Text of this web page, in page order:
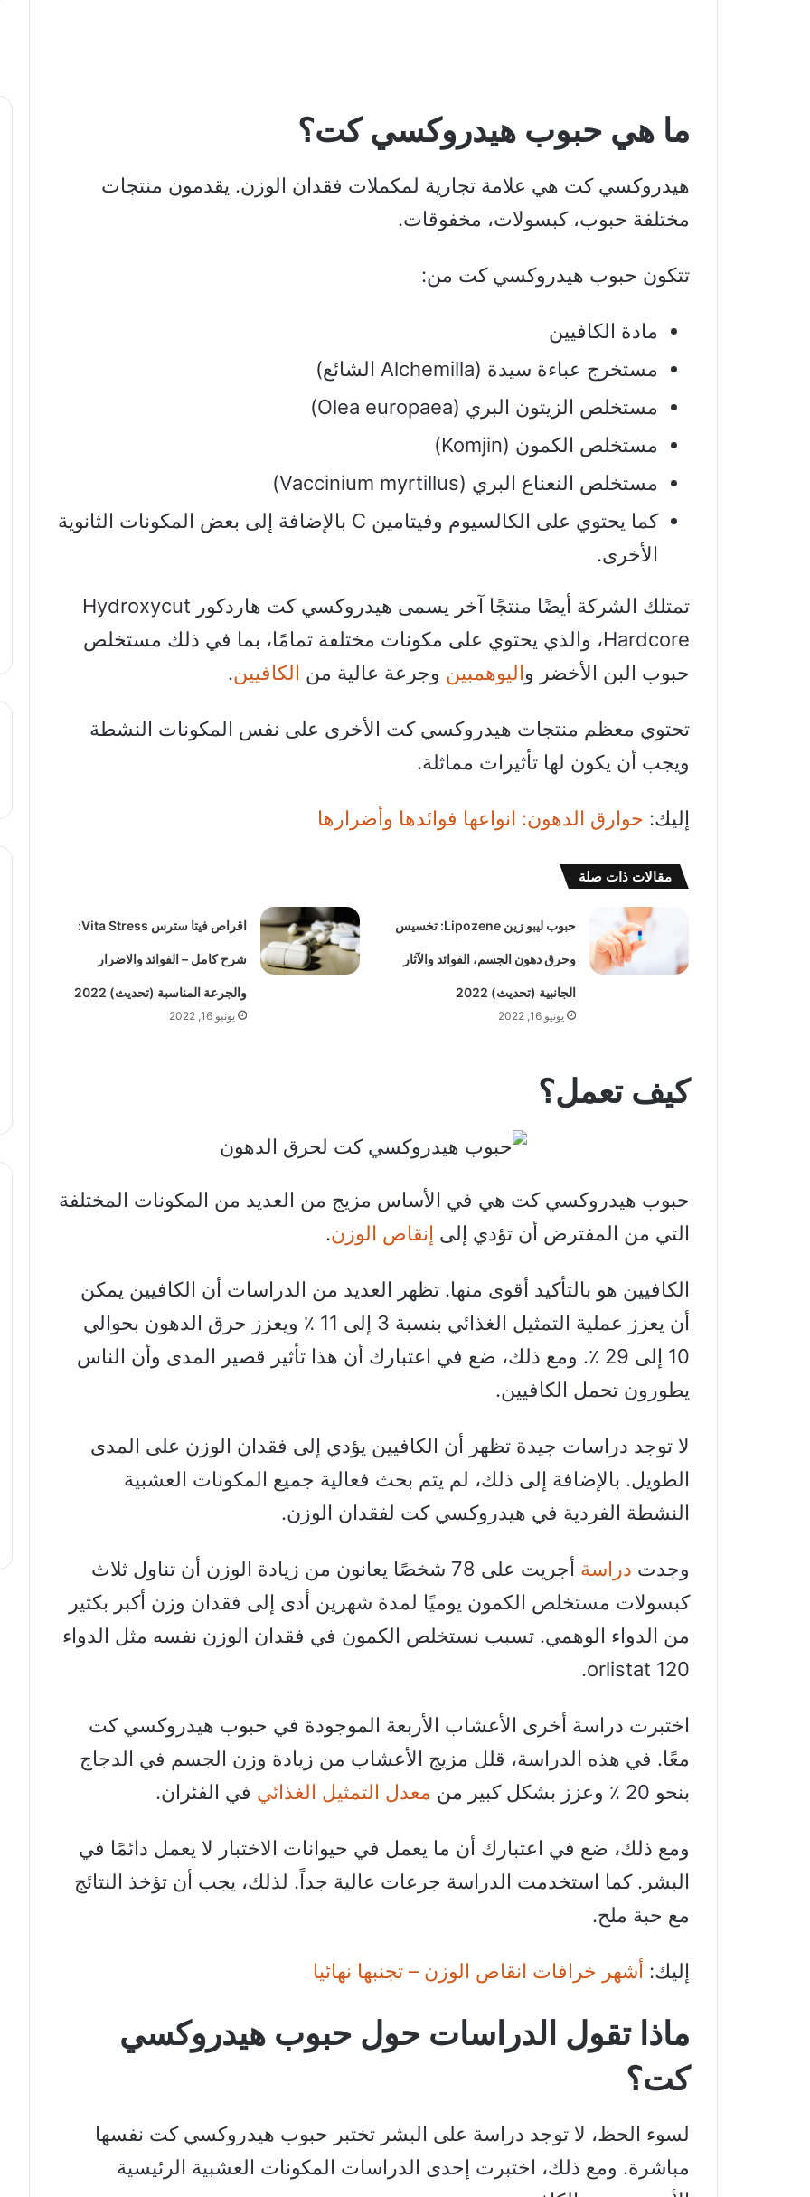
ما هي حبوب هيدروكسي كت؟
هيدروكسي كت هي علامة تجارية لمكملات فقدان الوزن. يقدمون منتجات
مختلفة حبوب، كبسولات، مخفوقات.
تتكون حبوب هيدروكسي كت من:
مادة الكافيين
مستخرج عباءة سيدة (Alchemilla الشائع)
مستخلص الزيتون البري (Olea europaea)
مستخلص الكمون (Komjin)
مستخلص النعناع البري (Vaccinium myrtillus)
كما يحتوي على الكالسيوم وفيتامين C بالإضافة إلى بعض المكونات الثانوية
الأخرى.
تمتلك الشركة أيضًا منتجًا آخر يسمى هيدروكسي كت هاردكور Hydroxycut
Hardcore، والذي يحتوي على مكونات مختلفة تمامًا، بما في ذلك مستخلص
حبوب البن الأخضر واليوهمبين وجرعة عالية من الكافيين.
تحتوي معظم منتجات هيدروكسي كت الأخرى على نفس المكونات النشطة
ويجب أن يكون لها تأثيرات مماثلة.
إليك: حوارق الدهون: انواعها فوائدها وأضرارها
مقالات ذات صلة
حبوب ليبو زين Lipozene: تخسيس
وحرق دهون الجسم، الفوائد والآثار
الجانبية (تحديث) 2022
يونيو 16, 2022
اقراص فيتا سترس Vita Stress:
شرح كامل – الفوائد والاضرار
والجرعة المناسبة (تحديث) 2022
يونيو 16, 2022
كيف تعمل؟
حبوب هيدروكسي كت هي في الأساس مزيج من العديد من المكونات المختلفة
التي من المفترض أن تؤدي إلى إنقاص الوزن.
الكافيين هو بالتأكيد أقوى منها. تظهر العديد من الدراسات أن الكافيين يمكن
أن يعزز عملية التمثيل الغذائي بنسبة 3 إلى 11 ٪ ويعزز حرق الدهون بحوالي
10 إلى 29 ٪. ومع ذلك، ضع في اعتبارك أن هذا تأثير قصير المدى وأن الناس
يطورون تحمل الكافيين.
لا توجد دراسات جيدة تظهر أن الكافيين يؤدي إلى فقدان الوزن على المدى
الطويل. بالإضافة إلى ذلك، لم يتم بحث فعالية جميع المكونات العشبية
النشطة الفردية في هيدروكسي كت لفقدان الوزن.
وجدت دراسة
أجريت على 78 شخصًا يعانون من زيادة الوزن أن تناول ثلاث
كبسولات مستخلص الكمون يوميًا لمدة شهرين أدى إلى فقدان وزن أكبر بكثير
من الدواء الوهمي. تسبب نستخلص الكمون في فقدان الوزن نفسه مثل الدواء
orlistat 120.
اختبرت دراسة أخرى الأعشاب الأربعة الموجودة في حبوب هيدروكسي كت
معًا. في هذه الدراسة، قلل مزيج الأعشاب من زيادة وزن الجسم في الدجاج
بنحو 20 ٪ وعزز بشكل كبير من
معدل التمثيل الغذائي في الفئران.
ومع ذلك، ضع في اعتبارك أن ما يعمل في حيوانات الاختبار لا يعمل دائمًا في
البشر. كما استخدمت الدراسة جرعات عالية جداً. لذلك، يجب أن تؤخذ النتائج
مع حبة ملح.
إليك: أشهر خرافات انقاص الوزن – تجنبها نهائيا
ماذا تقول الدراسات حول حبوب هيدروكسي
كت؟
لسوء الحظ، لا توجد دراسة على البشر تختبر حبوب هيدروكسي كت نفسها
مباشرة. ومع ذلك، اختبرت إحدى الدراسات المكونات العشبية الرئيسية